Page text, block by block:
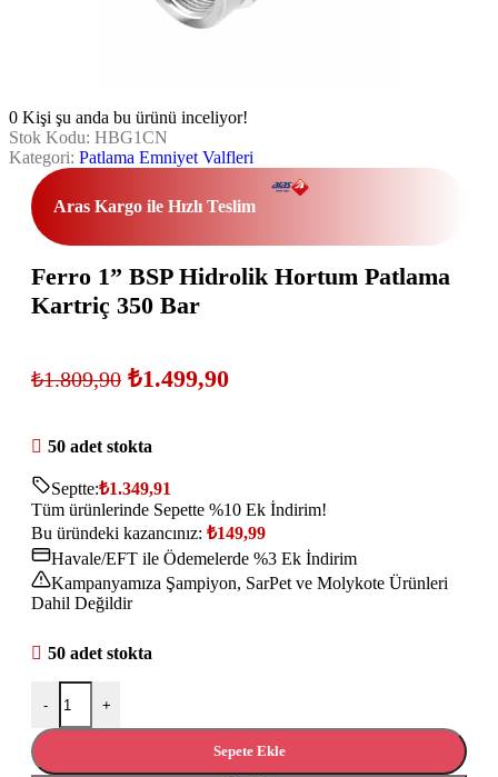
0 Kişi şu anda bu ürünü inceliyor!
Stok Kodu: HBG1CN
Kategori: Patlama Emniyet Valfleri
Aras Kargo ile Hızlı Teslim
Ferro 1” BSP Hidrolik Hortum Patlama
Kartriç 350 Bar
₺1.809,90 ₺1.499,90
50 adet stokta
Septte:₺1.349,91
Tüm ürünlerinde Sepette %10 Ek İndirim!
Bu üründeki kazancınız: ₺149,99
Havale/EFT ile Ödemelerde %3 Ek İndirim
Kampanyamıza Şampiyon, SarPet ve Molykote Ürünleri
Dahil Değildir
50 adet stokta
- +
Sepete Ekle